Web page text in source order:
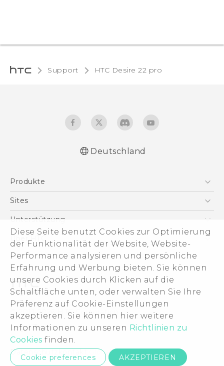
Diese Seite benutzt Cookies zur Optimierung
der Funktionalität der Website, Website-
Performance analysieren und persönliche
Erfahrung und Werbung bieten. Sie können
unsere Cookies durch Klicken auf die
Schaltfläche unten, oder verwalten Sie Ihre
Präferenz auf Cookie-Einstellungen
akzeptieren. Sie können hier weitere
Informationen zu unseren Richtlinien zu
Cookies finden.
Cookie preferences AKZEPTIEREN
Support HTC Desire 22 pro‎
Bestimmungen
Deutschland
Produkte
Smartphones
VIVE
Zubehör
Sites
HTC Dev
HTC Vive
Unterstützung
Unterstützung
eCommerce Support
Über HTC
ESG
Impressum
Investor
Cookie Preferences
Offene Stellen
Security and Privacy Whitepaper
© 2011-2026 HTC Corporation
Legal Terms
Datenschutzkontakt: Global-Privacy@htc.com